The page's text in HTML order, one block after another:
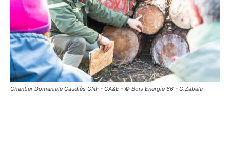
Chantier Domaniale Caudiès ONF - CA&E - © Bois Energie 66 - G.Zabala